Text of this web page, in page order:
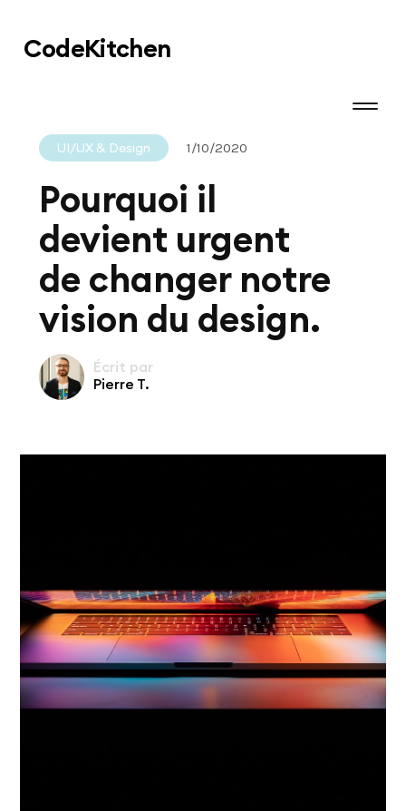
CodeKitchen
UI/UX & Design 1/10/2020
Pourquoi il
devient urgent
de changer notre
vision du design.
Écrit par
Pierre T.